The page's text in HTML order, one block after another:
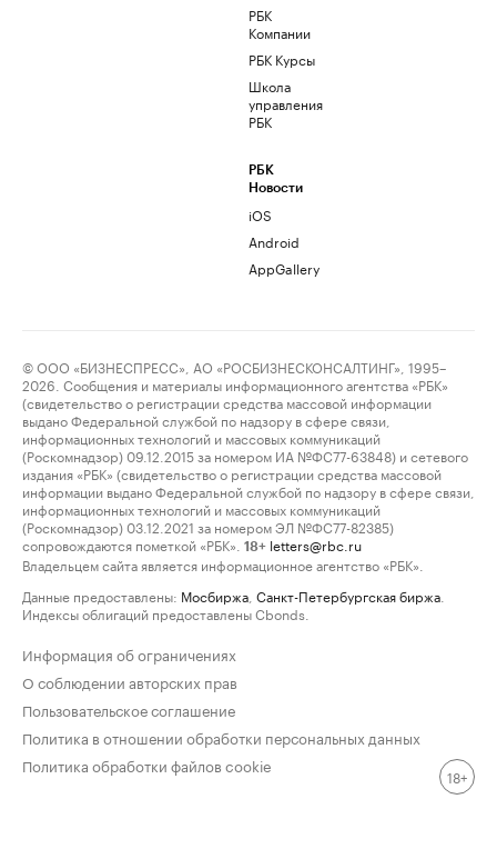
РБК
Компании
РБК Курсы
Школа
управления
РБК
РБК
Новости
iOS
Android
AppGallery
© ООО «БИЗНЕСПРЕСС», АО «РОСБИЗНЕСКОНСАЛТИНГ», 1995–
2026. Сообщения и материалы информационного агентства «РБК»
(свидетельство о регистрации средства массовой информации
выдано Федеральной службой по надзору в сфере связи,
информационных технологий и массовых коммуникаций
(Роскомнадзор) 09.12.2015 за номером ИА №ФС77-63848) и сетевого
издания «РБК» (свидетельство о регистрации средства массовой
информации выдано Федеральной службой по надзору в сфере связи,
информационных технологий и массовых коммуникаций
(Роскомнадзор) 03.12.2021 за номером ЭЛ №ФС77-82385)
сопровождаются пометкой «РБК».
18+ letters@rbc.ru
Владельцем сайта является информационное агентство «РБК».
Данные предоставлены: Мосбиржа Санкт-Петербургская биржа
Индексы облигаций предоставлены Cbonds.
Информация об ограничениях
О соблюдении авторских прав
Пользовательское соглашение
Политика в отношении обработки персональных данных
Политика обработки файлов cookie
18+